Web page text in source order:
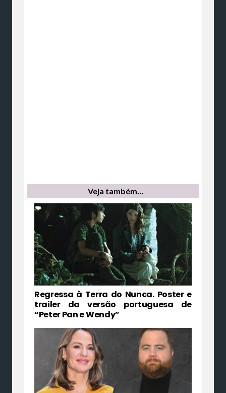
Veja também…
Regressa à Terra do Nunca. Poster e
trailer da versão portuguesa de
“Peter Pan e Wendy”